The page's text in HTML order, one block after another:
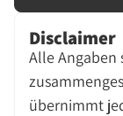
Disclaimer
Alle Angaben
übernimmt